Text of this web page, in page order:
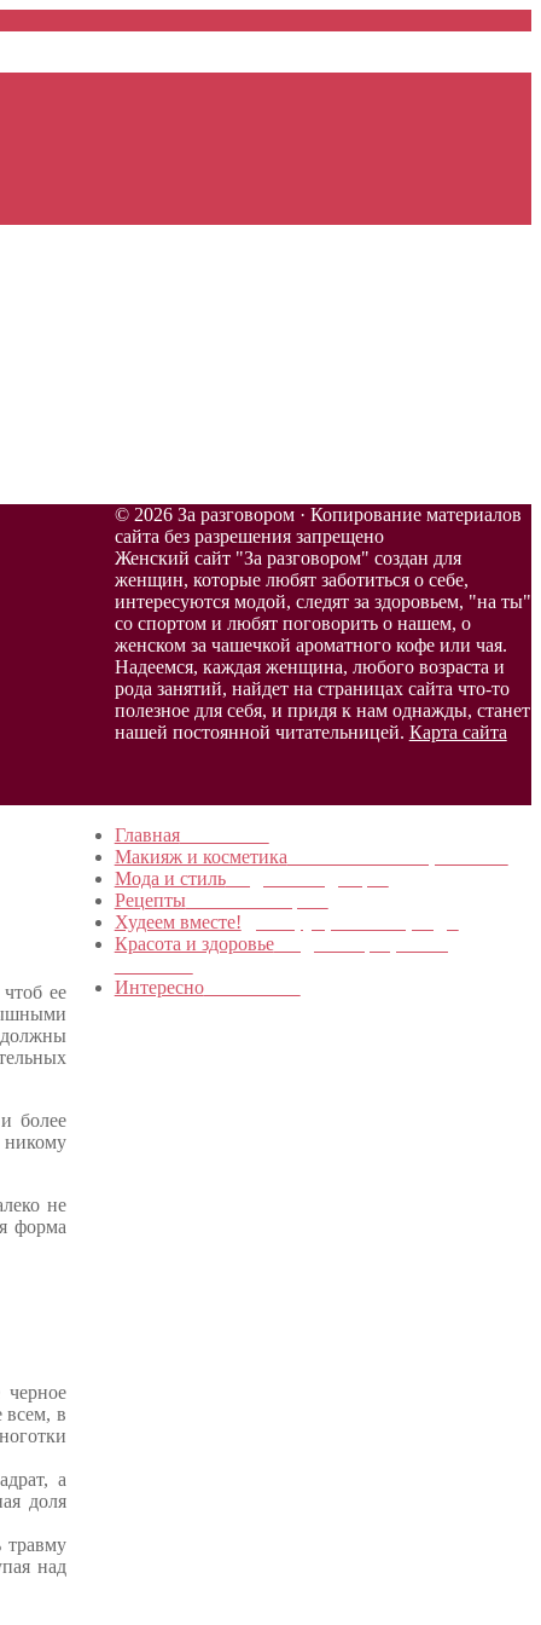
ее
более
никому
не
форма
черное
всем, в
а
доля
травму
над
© 2026 За разговором · Копирование материалов
сайта без разрешения запрещено
Женский сайт "За разговором" создан для
женщин, которые любят заботиться о себе,
интересуются модой, следят за здоровьем, "на ты"
со спортом и любят поговорить о нашем, о
женском за чашечкой ароматного кофе или чая.
Надеемся, каждая женщина, любого возраста и
рода занятий, найдет на страницах сайта что-то
полезное для себя, и придя к нам однажды, станет
нашей постоянной читательницей. Карта сайта
Главнаяв начало…
Макияж и косметика
Мода и стильМодные тенденции
РецептыПошагово с фото
Худеем вместе!
Красота и здоровьеУход за лицом, телом,
ИнтересноОбо всем…